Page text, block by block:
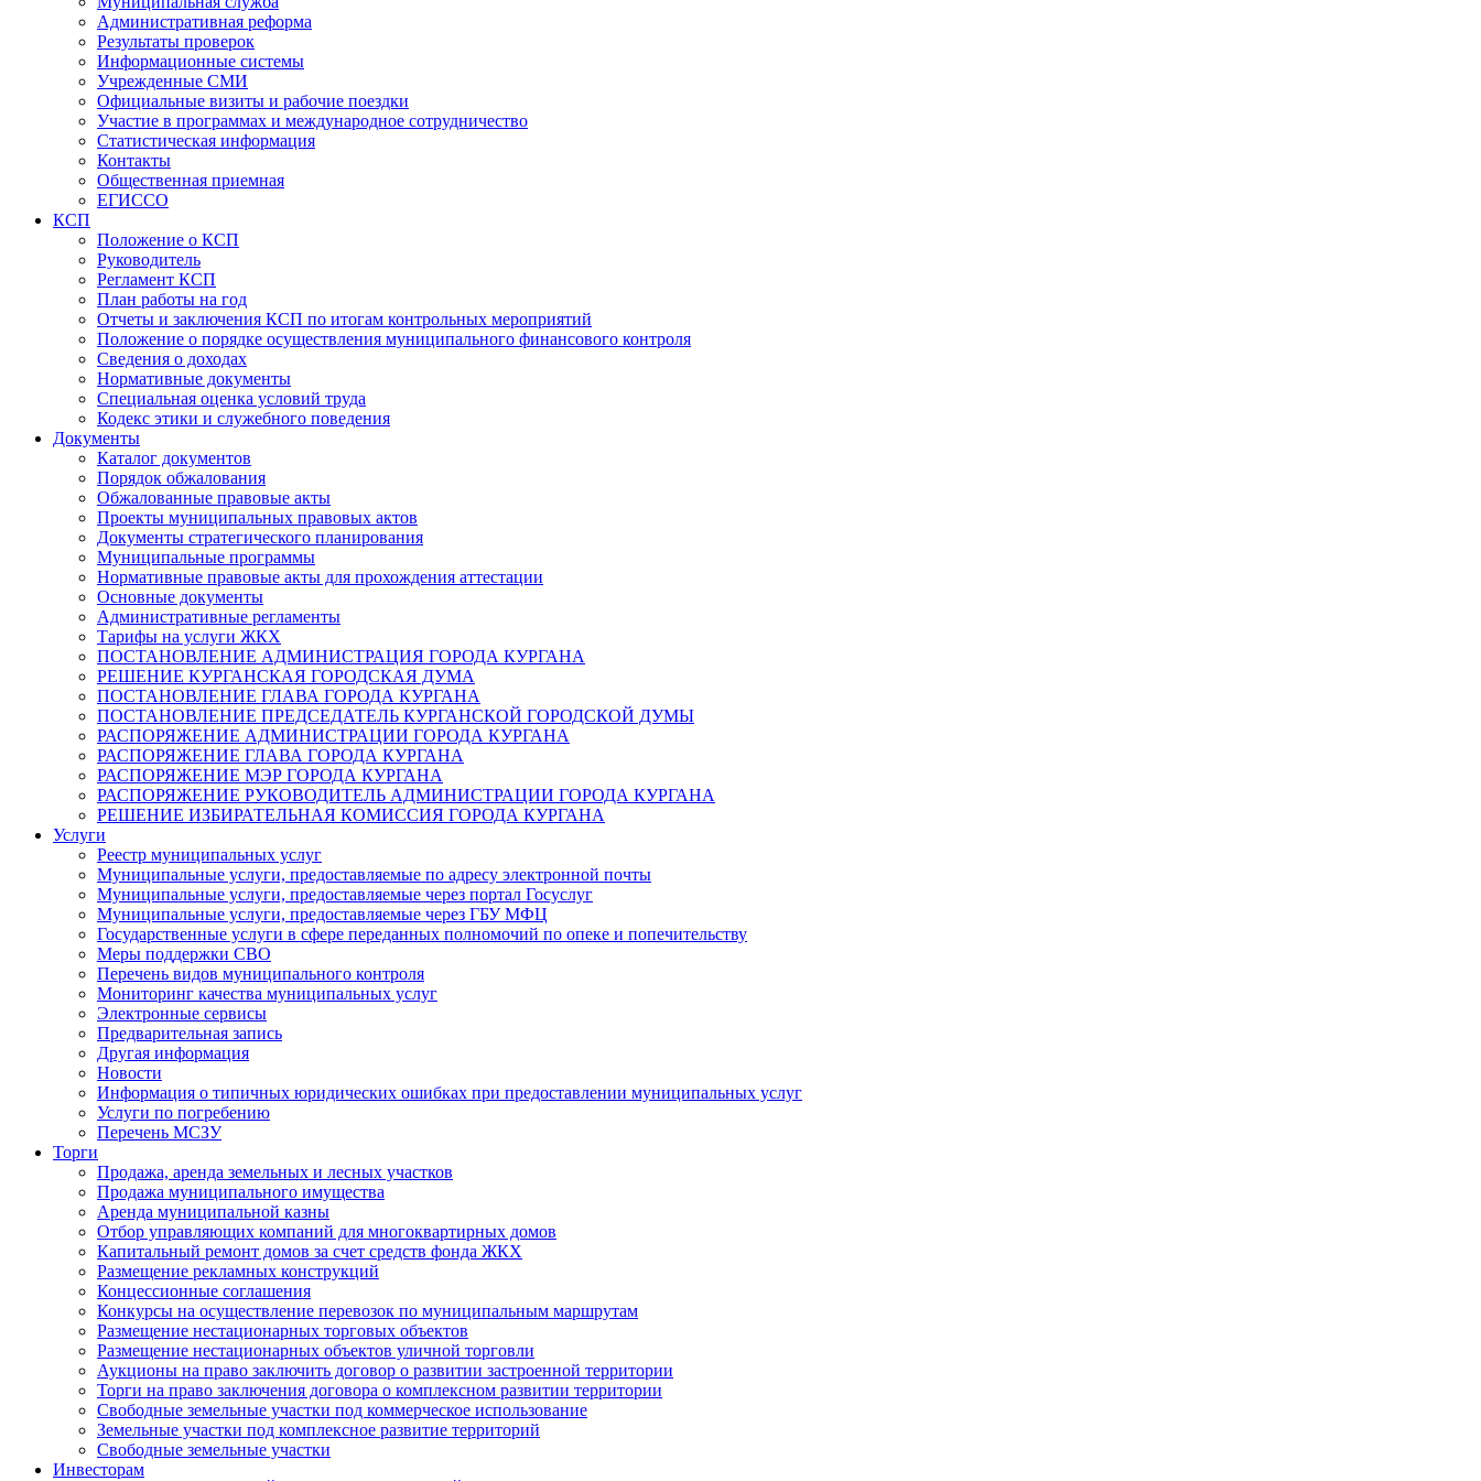
Административная реформа
Результаты проверок
Информационные системы
Учрежденные СМИ
Официальные визиты и рабочие поездки
Участие в программах и международное сотрудничество
Статистическая информация
Контакты
Общественная приемная
ЕГИССО
КСП
Положение о КСП
Руководитель
Регламент КСП
План работы на год
Отчеты и заключения КСП по итогам контрольных мероприятий
Положение о порядке осуществления муниципального финансового контроля
Сведения о доходах
Нормативные документы
Специальная оценка условий труда
Кодекс этики и служебного поведения
Документы
Каталог документов
Порядок обжалования
Обжалованные правовые акты
Проекты муниципальных правовых актов
Документы стратегического планирования
Муниципальные программы
Нормативные правовые акты для прохождения аттестации
Основные документы
Административные регламенты
Тарифы на услуги ЖКХ
ПОСТАНОВЛЕНИЕ АДМИНИСТРАЦИЯ ГОРОДА КУРГАНА
РЕШЕНИЕ КУРГАНСКАЯ ГОРОДСКАЯ ДУМА
ПОСТАНОВЛЕНИЕ ГЛАВА ГОРОДА КУРГАНА
ПОСТАНОВЛЕНИЕ ПРЕДСЕДАТЕЛЬ КУРГАНСКОЙ ГОРОДСКОЙ ДУМЫ
РАСПОРЯЖЕНИЕ АДМИНИСТРАЦИИ ГОРОДА КУРГАНА
РАСПОРЯЖЕНИЕ ГЛАВА ГОРОДА КУРГАНА
РАСПОРЯЖЕНИЕ МЭР ГОРОДА КУРГАНА
РАСПОРЯЖЕНИЕ РУКОВОДИТЕЛЬ АДМИНИСТРАЦИИ ГОРОДА КУРГАНА
РЕШЕНИЕ ИЗБИРАТЕЛЬНАЯ КОМИССИЯ ГОРОДА КУРГАНА
Услуги
Реестр муниципальных услуг
Муниципальные услуги, предоставляемые по адресу электронной почты
Муниципальные услуги, предоставляемые через портал Госуслуг
Муниципальные услуги, предоставляемые через ГБУ МФЦ
Государственные услуги в сфере переданных полномочий по опеке и попечительству
Меры поддержки СВО
Перечень видов муниципального контроля
Мониторинг качества муниципальных услуг
Электронные сервисы
Предварительная запись
Другая информация
Новости
Информация о типичных юридических ошибках при предоставлении муниципальных услуг
Услуги по погребению
Перечень МСЗУ
Торги
Продажа, аренда земельных и лесных участков
Продажа муниципального имущества
Аренда муниципальной казны
Отбор управляющих компаний для многоквартирных домов
Капитальный ремонт домов за счет средств фонда ЖКХ
Размещение рекламных конструкций
Концессионные соглашения
Конкурсы на осуществление перевозок по муниципальным маршрутам
Размещение нестационарных торговых объектов
Размещение нестационарных объектов уличной торговли
Аукционы на право заключить договор о развитии застроенной территории
Торги на право заключения договора о комплексном развитии территории
Свободные земельные участки под коммерческое использование
Земельные участки под комплексное развитие территорий
Свободные земельные участки
Инвесторам